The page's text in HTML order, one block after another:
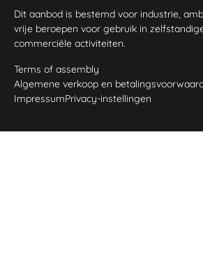
Dit aanbod is bestemd voor industrie,
vrije beroepen voor gebruik in
commerciële activiteiten.
Terms of assembly
Algemene verkoop en
ImpressumPrivacy-instellingen